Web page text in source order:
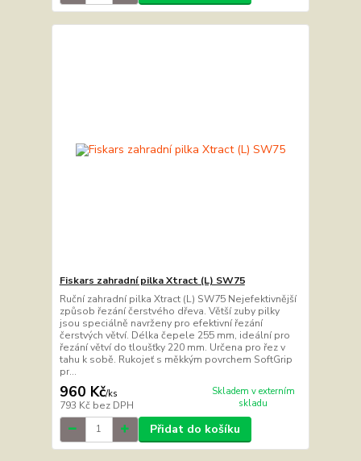
Fiskars zahradní pilka Xtract (L) SW75
Ruční zahradní pilka Xtract (L) SW75 Nejefektivnější
způsob řezání čerstvého dřeva. Větší zuby pilky
jsou speciálně navrženy pro efektivní řezání
čerstvých větví. Délka čepele 255 mm, ideální pro
řezání větví do tloušťky 220 mm. Určena pro řez v
tahu k sobě. Rukojeť s měkkým povrchem SoftGrip
pr...
960 Kč/ks
793 Kč bez DPH
Skladem v externím
skladu
Přidat do košíku